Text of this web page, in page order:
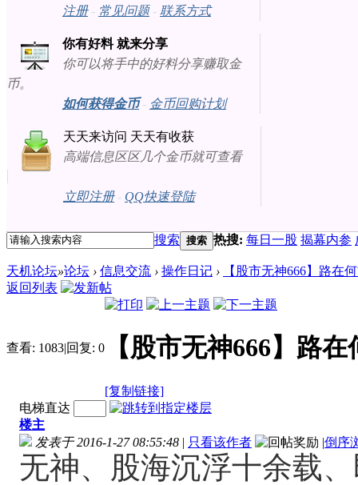
注册- 常见问题- 联系方式
你有好料 就来分享
你可以将手中的好料分享赚取金
币。
如何获得金币- 金币回购计划
天天来访问 天天有收获
高端信息区区几个金币就可查看
立即注册- QQ快速登陆
搜索 搜索 热搜: 每日一股 揭幕内参
天机论坛»论坛 › 信息交流 › 操作日记 ›
【股市无神666】路在
返回列表
查看: 1083|回复: 0 【股市无神666】路
[复制链接]
电梯直达
楼主
发表于 2016-1-27 08:55:48 | 只看该作者 |倒序
无神、股海沉浮十余载